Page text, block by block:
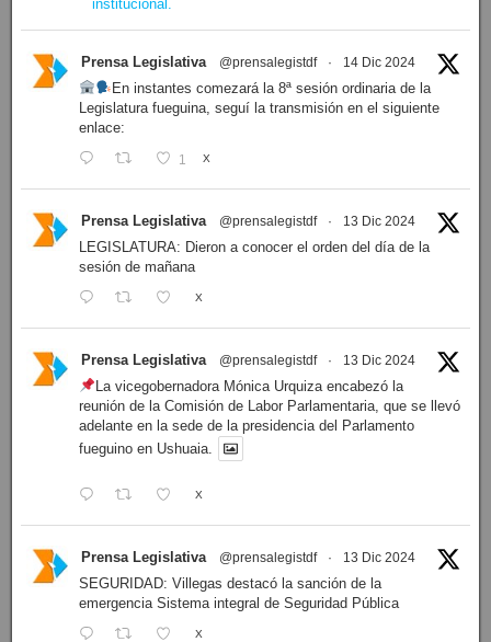
institucional.
Prensa Legislativa @prensalegistdf · 14 Dic 2024
En instantes comezará la 8ª sesión ordinaria de la
Legislatura fueguina, seguí la transmisión en el siguiente
enlace:
1 X
Prensa Legislativa @prensalegistdf · 13 Dic 2024
LEGISLATURA: Dieron a conocer el orden del día de la
sesión de mañana
X
Prensa Legislativa @prensalegistdf · 13 Dic 2024
La vicegobernadora Mónica Urquiza encabezó la
reunión de la Comisión de Labor Parlamentaria, que se llevó
adelante en la sede de la presidencia del Parlamento
fueguino en Ushuaia.
X
Prensa Legislativa @prensalegistdf · 13 Dic 2024
SEGURIDAD: Villegas destacó la sanción de la
emergencia Sistema integral de Seguridad Pública
X